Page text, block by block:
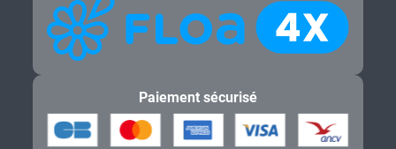
Paiement sécurisé